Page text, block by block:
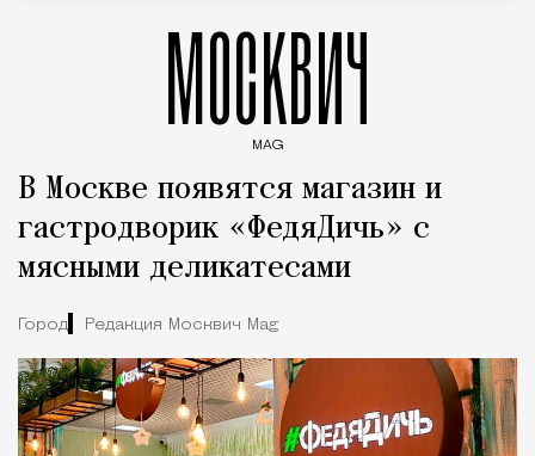
МОСКВИЧ
MAG
В Москве появятся магазин и
гастродворик «ФедяДичь» с
мясными деликатесами
Город Редакция Москвич Mag